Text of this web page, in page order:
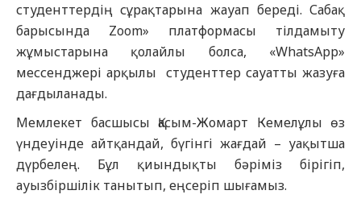
студенттердің сұрақтарына жауап береді. Сабақ
барысында Zoom» платформасы тілдамыту
жұмыстарына қолайлы болса, «WhatsApp»
мессенджері арқылы студенттер сауатты жазуға
дағдыланады.
Мемлекет басшысы Қасым-Жомарт Кемелұлы өз
үндеуінде айтқандай, бүгінгі жағдай – уақытша
дүрбелең. Бұл қиындықты бәріміз бірігіп,
ауызбіршілік танытып, еңсеріп шығамыз.